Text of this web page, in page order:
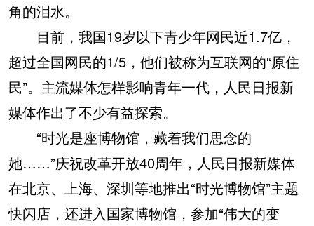
角的泪水。
目前，我国19岁以下青少年网民近1.7亿，
超过全国网民的1/5，他们被称为互联网的“原住
民”。主流媒体怎样影响青年一代，人民日报新
媒体作出了不少有益探索。
“时光是座博物馆，藏着我们思念的
她……”庆祝改革开放40周年，人民日报新媒体
在北京、上海、深圳等地推出“时光博物馆”主题
快闪店，还进入国家博物馆，参加“伟大的变